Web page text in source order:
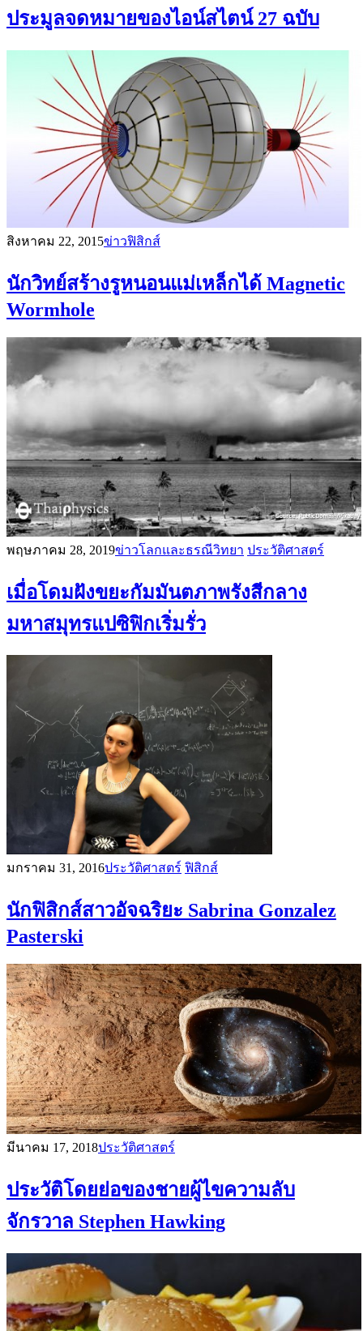
ประมูลจดหมายของไอน์สไตน์ 27 ฉบับ
สิงหาคม 22, 2015ข่าวฟิสิกส์
นักวิทย์สร้างรูหนอนแม่เหล็กได้ Magnetic
Wormhole
พฤษภาคม 28, 2019ข่าวโลกและธรณีวิทยา ประวัติศาสตร์
เมื่อโดมฝังขยะกัมมันตภาพรังสีกลาง
มหาสมุทรแปซิฟิกเริ่มรั่ว
มกราคม 31, 2016ประวัติศาสตร์ ฟิสิกส์
นักฟิสิกส์สาวอัจฉริยะ Sabrina Gonzalez
Pasterski
มีนาคม 17, 2018ประวัติศาสตร์
ประวัติโดยย่อของชายผู้ไขความลับ
จักรวาล Stephen Hawking